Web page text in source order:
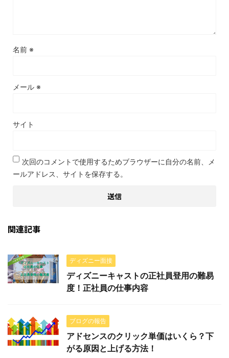
名前 ※
メール ※
サイト
次回のコメントで使用するためブラウザーに自分の名前、メ
ールアドレス、サイトを保存する。
関連記事
ディズニー面接
ディズニーキャストの正社員登用の難易
度！正社員の仕事内容
ブログの報告
アドセンスのクリック単価はいくら？下
がる原因と上げる方法！